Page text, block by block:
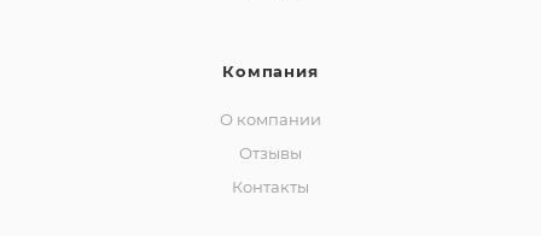
Компания
О компании
Отзывы
Контакты